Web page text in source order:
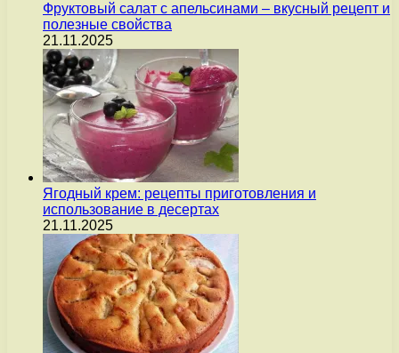
Фруктовый салат с апельсинами – вкусный рецепт и
полезные свойства
21.11.2025
Ягодный крем: рецепты приготовления и
использование в десертах
21.11.2025